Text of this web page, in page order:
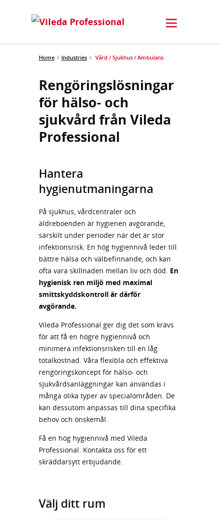
Home Industries Vård / Sjukhus / Ambulans
Rengöringslösningar
för hälso- och
sjukvård från Vileda
Professional
Hantera
hygienutmaningarna
På sjukhus, vårdcentraler och
äldreboenden är hygienen avgörande,
särskilt under perioder när det är stor
infektionsrisk. En hög hygiennivå leder till
bättre hälsa och välbefinnande, och kan
ofta vara skillnaden mellan liv och död. En
hygienisk ren miljö med maximal
smittskyddskontroll är därför
avgörande.
Vileda Professional ger dig det som krävs
för att få en högre hygiennivå och
minimera infektionsrisken till en låg
totalkostnad. Våra flexibla och effektiva
rengöringskoncept för hälso- och
sjukvårdsanläggningar kan användas i
många olika typer av specialområden. De
kan dessutom anpassas till dina specifika
behov och önskemål.
Få en hög hygiennivå med Vileda
Professional. Kontakta oss för ett
skräddarsytt erbjudande.
Välj ditt rum